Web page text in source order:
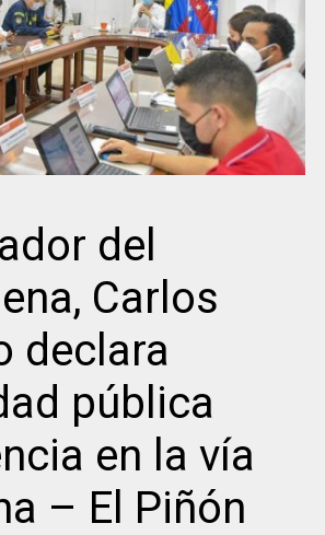
del
Carlos
declara
pública
en la vía
– El Piñón